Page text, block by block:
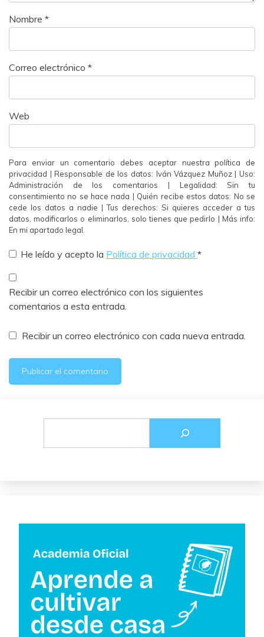
Nombre *
Correo electrónico *
Web
Para enviar un comentario debes aceptar nuestra política de
privacidad | Responsable de los datos: Iván Vázquez Muñoz | Uso:
Administración de los comentarios | Legalidad: Sin tu
consentimiento no se hace nada | Quién recibe estos datos: No se
cede los datos a nadie | Tus derechos: Si quieres acceder a tus
datos, modificarlos o eliminarlos, solo tienes que pedirlo | Más info:
En mi apartado legal.
He leído y acepto la Política de privacidad *
Recibir un correo electrónico con los siguientes
comentarios a esta entrada.
Recibir un correo electrónico con cada nueva entrada.